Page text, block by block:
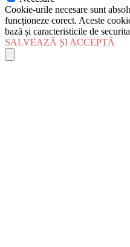
Cookie-urile necesare sunt
funcționeze corect. Aceste
bază și caracteristicile de
SALVEAZĂ ȘI ACCEPTĂ